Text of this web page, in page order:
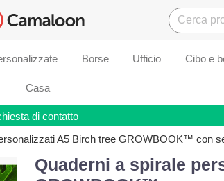
Borse Ufficio Cibo e
Casa
di contatto
A5 Birch tree GROWBOOK™ con
Quaderni a spirale